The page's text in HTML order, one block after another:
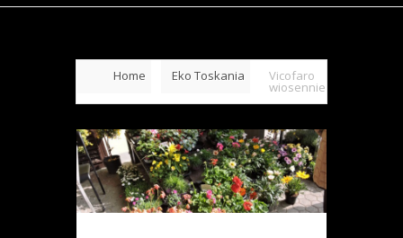
Home Eko Toskania Vicofaro
wiosennie